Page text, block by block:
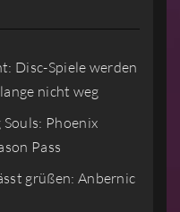
Disc-Spiele werden
nicht weg
Phoenix
Pass
grüßen: Anbernic